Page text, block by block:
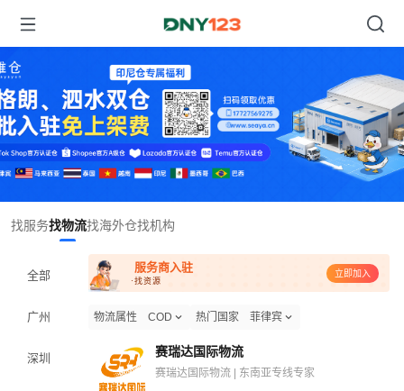
找服务找物流找海外仓找机构
全部
广州
深圳
服务商入驻
·找资源
立即加入
物流属性 COD 热门国家 菲律宾
赛瑞达国际物流
赛瑞达国际物流 | 东南亚专线专家